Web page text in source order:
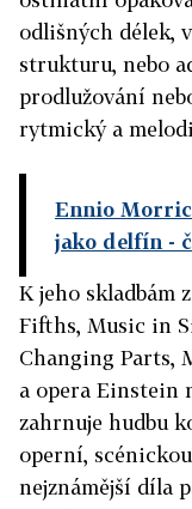
odlišných délek,
strukturu, nebo
prodlužování
rytmický a
Ennio
jako delfín -
K jeho skladbám
Fifths, Music in
Changing Parts,
a opera Einstein
zahrnuje hudbu
operní,
nejznámější díla